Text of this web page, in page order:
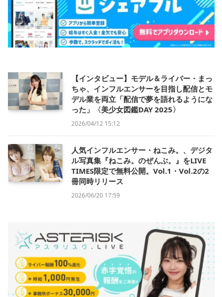
【インタビュー】モデル＆ライバー・まっ
ちゃ、インフルエンサーを目指し配信とモ
デル業を両立「配信で夢を語れるようにな
った」〈美少女図鑑DAY 2025〉
2026/04/12 15:12
人気インフルエンサー・ねこみ。、デジタ
ル写真集『ねこみ。のぜんぶ。』をLIVE
TIMES限定で無料公開。Vol.1・Vol.2の2
冊同時リリース
2026/06/20 17:59